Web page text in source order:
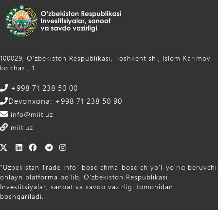
100029, Oʻzbekiston Respublikasi, Toshkent sh., Islom Karimov
ko‘chasi, 1
+998 71 238 50 00
Devonxona: +998 71 238 50 90
info@miit.uz
miit.uz
“Uzbekistan Trade Info” bosqichma-bosqich yo‘l-yo‘riq beruvchi
onlayn platforma bo‘lib, O‘zbekiston Respublikasi
Investitsiyalar, sanoat va savdo vazirligi tomonidan
boshqariladi.